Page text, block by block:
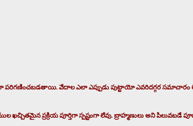
వేదాల ఎలా ఎప్పుడు పుట్టాయో ఎవరిదగ్గర సమాచారం
ప్రక్రియ పూర్తిగా స్పష్టంగా లేవు. బ్రాహ్మణులు అని పిలువబడే